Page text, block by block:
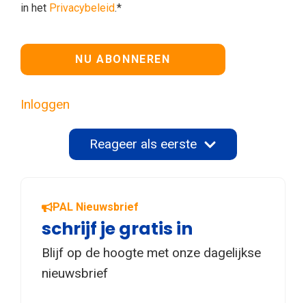
in het Privacybeleid.*
Geen waarde
Inloggen
Reageer als eerste
PAL Nieuwsbrief
schrijf je gratis in
Blijf op de hoogte met onze dagelijkse
nieuwsbrief